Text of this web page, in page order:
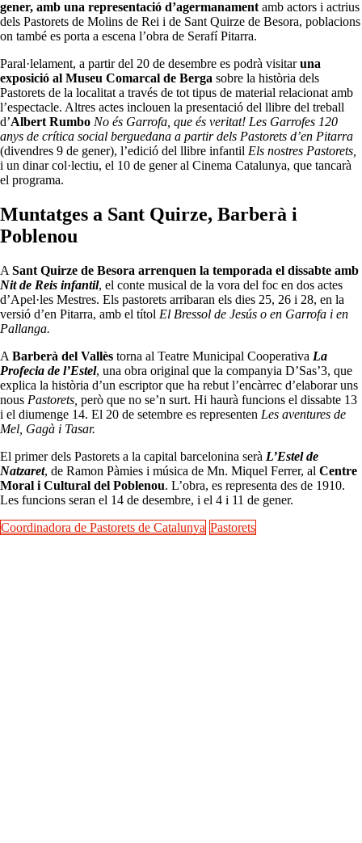
gener, amb una representació d’agermanament amb actors i actrius
dels Pastorets de Molins de Rei i de Sant Quirze de Besora, poblacions
on també es porta a escena l’obra de Serafí Pitarra.
Paral·lelament, a partir del 20 de desembre es podrà visitaruna
exposició al Museu Comarcal de Berga sobre la història dels
Pastorets de la localitat a través de tot tipus de material relacionat amb
l’espectacle. Altres actes inclouen la presentació del llibre del treball
d’Albert Rumbo No és Garrofa, que és veritat! Les Garrofes 120
anys de crítica social berguedana a partir dels Pastorets d’en Pitarra
(divendres 9 de gener), l’edició del llibre infantil Els nostres Pastorets,
i un dinar col·lectiu, el 10 de gener al Cinema Catalunya, que tancarà
el programa.
Muntatges a Sant Quirze, Barberà i
Poblenou
A Sant Quirze de Besora arrenquen la temporada el dissabte amb
Nit de Reis infantil, el conte musical de la vora del foc en dos actes
d’Apel·les Mestres. Els pastorets arribaran els dies 25, 26 i 28, en la
versió d’en Pitarra, amb el títol El Bressol de Jesús o en Garrofa i en
Pallanga.
A Barberà del Vallès torna al Teatre Municipal Cooperativa La
Profecia de l’Estel, una obra original que la companyia D’Sas’3, que
explica la història d’un escriptor que ha rebut l’encàrrec d’elaborar uns
nous Pastorets, però que no se’n surt. Hi haurà funcions el dissabte 13
i el diumenge 14. El 20 de setembre es representen Les aventures de
Mel, Gagà i Tasar.
El primer dels Pastorets a la capital barcelonina serà L’Estel de
Natzaret, de Ramon Pàmies i música de Mn. Miquel Ferrer, al Centre
Moral i Cultural del Poblenou. L’obra, es representa des de 1910.
Les funcions seran el 14 de desembre, i el 4 i 11 de gener.
Coordinadora de Pastorets de Catalunya Pastorets